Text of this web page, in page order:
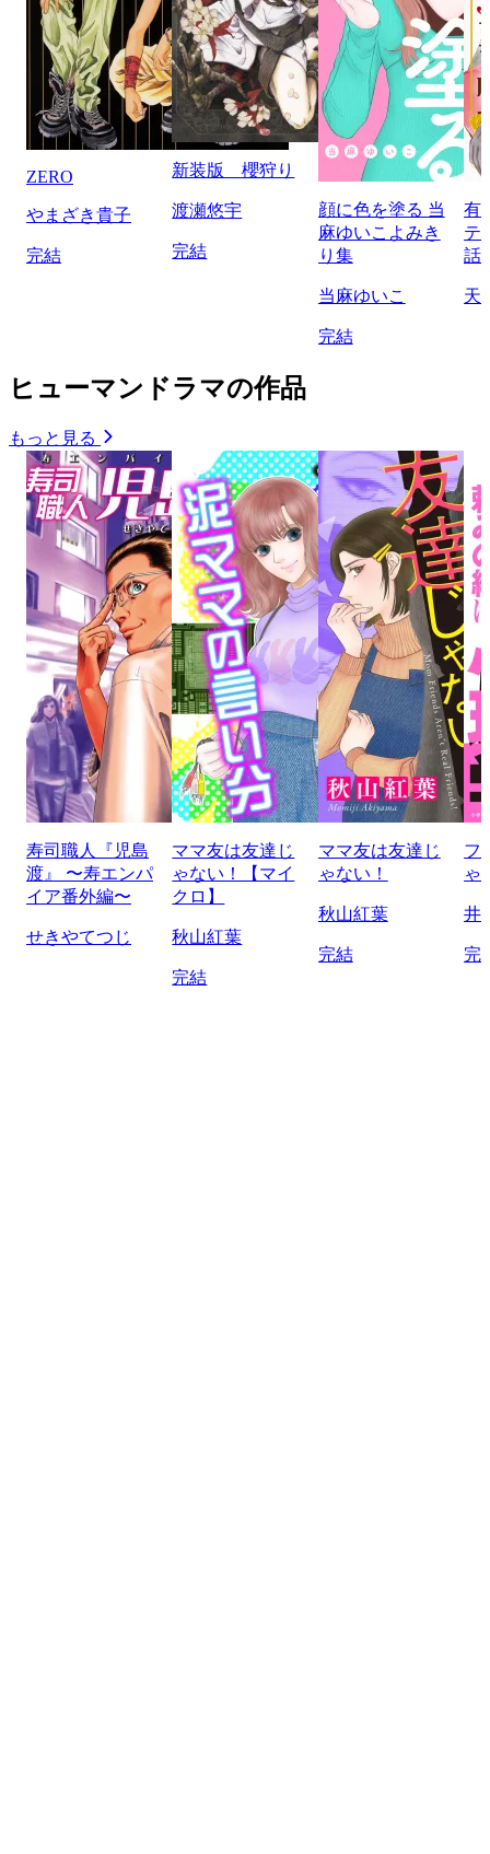
ZERO
やまざき貴子
完結
新装版 櫻狩り
渡瀬悠宇
完結
顔に色を塗る 当
麻ゆいこよみき
り集
当麻ゆいこ
完結
有
テ
話
天
ヒューマンドラマの作品
もっと見る
寿司職人『児島
渡』 〜寿エンパ
イア番外編〜
せきやてつじ
ママ友は友達じ
ゃない！【マイ
クロ】
秋山紅葉
完結
ママ友は友達じ
ゃない！
秋山紅葉
完結
フ
ゃ
井
完